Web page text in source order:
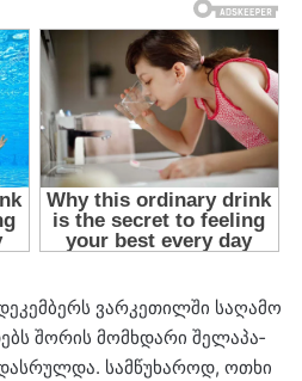
ვარ­კე­თილ­ში სა­ღა­მო
შო­რის მომ­ხდა­რი შე­ლა­პა­
სამ­წუ­ხა­როდ, ოთხი